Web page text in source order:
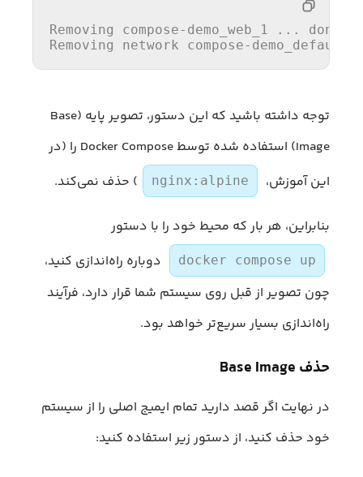
Removing compose-demo_web_1 ... done
Removing network compose-demo_default
توجه داشته باشید که این دستور، تصویر پایه (Base
Image) استفاده شده توسط Docker Compose را (در
این آموزش،
nginx:alpine ) حذف نمی‌کند.
بنابراین، هر بار که محیط خود را با دستور
docker compose up
دوباره راه‌اندازی کنید،
چون تصویر از قبل روی سیستم شما قرار دارد، فرآیند
راه‌اندازی بسیار سریع‌تر خواهد بود.
حذف Base Image
در نهایت اگر قصد دارید تمام ایمیج اصلی را از سیستم
خود حذف کنید، از دستور زیر استفاده کنید: